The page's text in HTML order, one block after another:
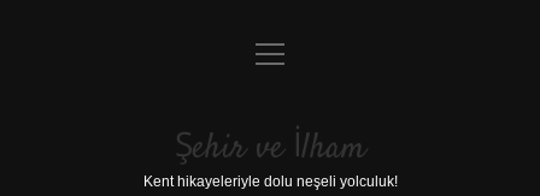
Anasayfa
Yasal Uyarı
menüyü
Şehir ve İlham
Kent hikayeleriyle dolu neşeli yolculuk!